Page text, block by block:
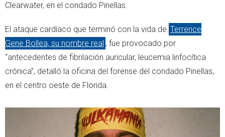
Clearwater, en el condado Pinellas.
El ataque cardíaco que terminó con la vida de Terrence
Gene Bollea, su nombre real , fue provocado por
“antecedentes de fibrilación auricular, leucemia linfocítica
crónica”, detalló la oficina del forense del condado Pinellas,
en el centro oeste de Florida.